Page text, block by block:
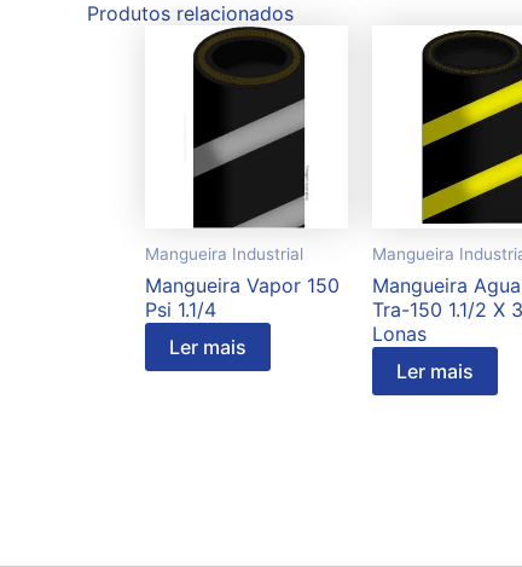
Produtos relacionados
Mangueira Industrial
Mangueira Vapor 150
Psi 1.1/4
Ler mais
Mangueira
Mangueira
Tra-150 1.1/2 X 3
Lonas
Ler mais